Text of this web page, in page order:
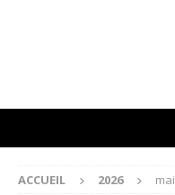
ACCUEIL 2026 mai